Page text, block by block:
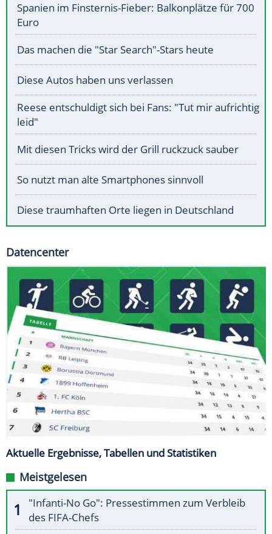
Spanien im Finsternis-Fieber: Balkonplätze für 700
Euro
Das machen die "Star Search"-Stars heute
Diese Autos haben uns verlassen
Reese entschuldigt sich bei Fans: "Tut mir aufrichtig
leid"
Mit diesen Tricks wird der Grill ruckzuck sauber
So nutzt man alte Smartphones sinnvoll
Diese traumhaften Orte liegen in Deutschland
Datencenter
Aktuelle Ergebnisse, Tabellen und Statistiken
Meistgelesen
"Infanti-No Go": Pressestimmen zum Verbleib
des FIFA-Chefs